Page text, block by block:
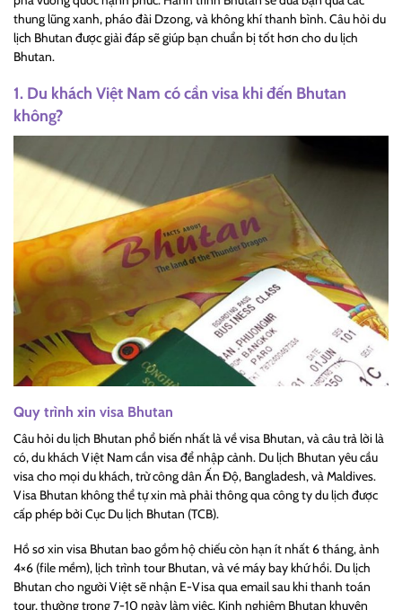
thung lũng xanh, pháo đài Dzong, và không khí thanh bình. Câu hỏi du
lịch Bhutan được giải đáp sẽ giúp bạn chuẩn bị tốt hơn cho du lịch
Bhutan.
1. Du khách Việt Nam có cần visa khi đến Bhutan
không?
Quy trình xin visa Bhutan
Câu hỏi du lịch Bhutan phổ biến nhất là về visa Bhutan, và câu trả lời là
có, du khách Việt Nam cần visa để nhập cảnh. Du lịch Bhutan yêu cầu
visa cho mọi du khách, trừ công dân Ấn Độ, Bangladesh, và Maldives.
Visa Bhutan không thể tự xin mà phải thông qua công ty du lịch được
cấp phép bởi Cục Du lịch Bhutan (TCB).
Hồ sơ xin visa Bhutan bao gồm hộ chiếu còn hạn ít nhất 6 tháng, ảnh
4×6 (file mềm), lịch trình tour Bhutan, và vé máy bay khứ hồi. Du lịch
Bhutan cho người Việt sẽ nhận E-Visa qua email sau khi thanh toán
tour, thường trong 7-10 ngày làm việc. Kinh nghiệm Bhutan khuyên